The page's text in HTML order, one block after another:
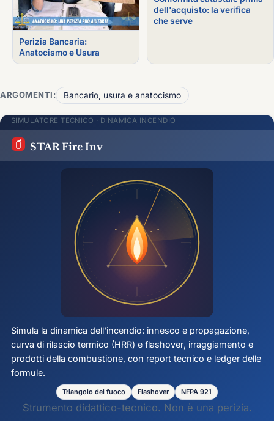
Perizia Bancaria:
Anatocismo e Usura
dell'acquisto: la verifica
che serve
ARGOMENTI: Bancario, usura e anatocismo
SIMULATORE TECNICO · DINAMICA INCENDIO
STAR Fire Inv
Simula la dinamica dell'incendio: innesco e propagazione,
curva di rilascio termico (HRR) e flashover, irraggiamento e
prodotti della combustione, con report tecnico e ledger delle
formule.
Triangolo del fuoco Flashover NFPA 921
Strumento didattico-tecnico. Non è una perizia.